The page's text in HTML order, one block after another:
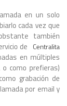
en un solo
cada vez que
también
de
Centralita
en múltiples
como prefieras)
grabación de
por email y